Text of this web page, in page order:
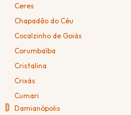
Ceres
Chapadão do Céu
Cocalzinho de Goiás
Corumbaíba
Cristalina
Crixás
Cumari
D Damianópolis